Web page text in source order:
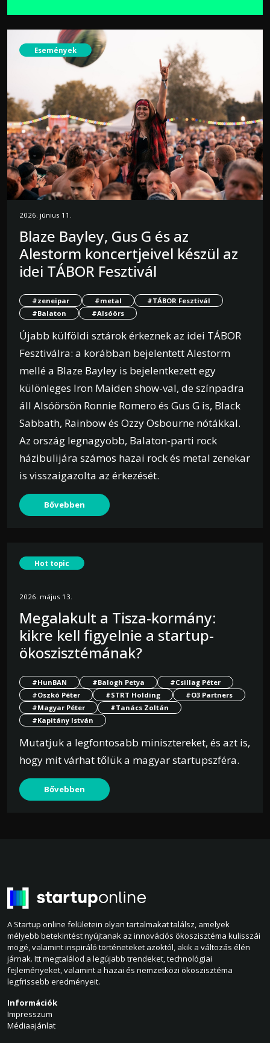
Események
2026. június 11.
Blaze Bayley, Gus G és az
Alestorm koncertjeivel készül az
idei TÁBOR Fesztivál
#zeneipar #metal
#TÁBOR Fesztivál
#Balaton
#Alsóörs
Újabb külföldi sztárok érkeznek az idei TÁBOR
Fesztiválra: a korábban bejelentett Alestorm
mellé a Blaze Bayley is bejelentkezett egy
különleges Iron Maiden show-val, de színpadra
áll Alsóörsön Ronnie Romero és Gus G is, Black
Sabbath, Rainbow és Ozzy Osbourne nótákkal.
Az ország legnagyobb, Balaton-parti rock
házibulijára számos hazai rock és metal zenekar
is visszaigazolta az érkezését.
Bővebben
Hot topic
2026. május 13.
Megalakult a Tisza-kormány:
kikre kell figyelnie a startup-
ökoszisztémának?
#HunBAN #Balogh Petya
#Csillag Péter
#Oszkó Péter
#STRT Holding
#O3 Partners
#Magyar Péter
#Tanács Zoltán
#Kapitány István
Mutatjuk a legfontosabb minisztereket, és azt is,
hogy mit várhat tőlük a magyar startupszféra.
Bővebben
A Startup online felületein olyan tartalmakat találsz, amelyek
mélyebb betekintést nyújtanak az innovációs ökoszisztéma kulisszái
mögé, valamint inspiráló történeteket azoktól, akik a változás élén
járnak. Itt megtalálod a legújabb trendeket, technológiai
fejleményeket, valamint a hazai és nemzetközi ökoszisztéma
legfrissebb eredményeit.
Információk
Impresszum
Médiaajánlat